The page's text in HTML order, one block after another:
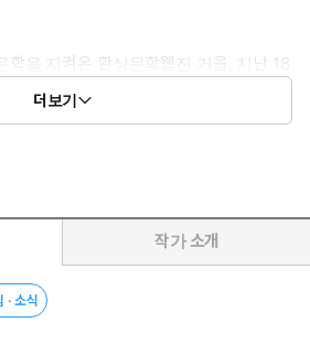
을 지켜온 환상문학웹진 거울, 지난 18
한국 장르문학의 역사는 지금과는 다른
18년 거울 역사를 돌아보는 88편의 작품
나보자.
더보기
작가 소개
· 소식